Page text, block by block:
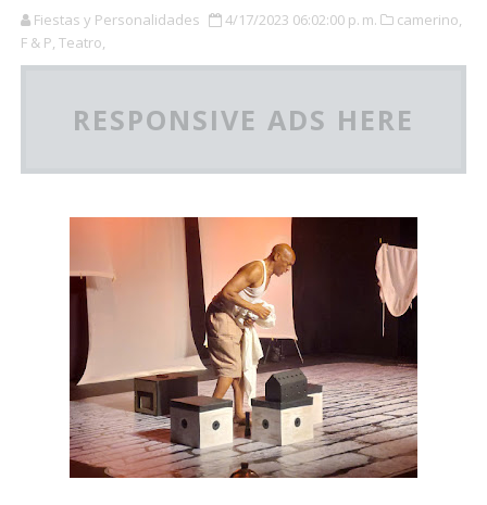
Fiestas y Personalidades 4/17/2023 06:02:00 p. m.
camerino,
F & P, Teatro,
RESPONSIVE ADS HERE